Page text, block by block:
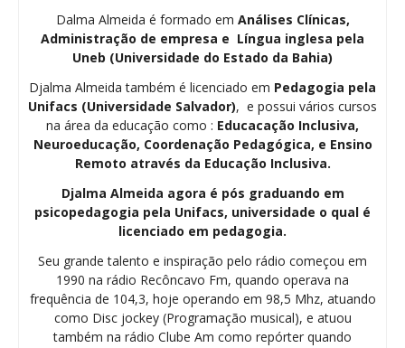
Dalma Almeida é formado em Análises Clínicas,
Administração de empresa e Língua inglesa pela
Uneb (Universidade do Estado da Bahia)
Djalma Almeida também é licenciado em Pedagogia pela
Unifacs (Universidade Salvador), e possui vários cursos
na área da educação como : Educacação Inclusiva,
Neuroeducação, Coordenação Pedagógica, e Ensino
Remoto através da Educação Inclusiva.
Djalma Almeida agora é pós graduando em
psicopedagogia pela Unifacs, universidade o qual é
licenciado em pedagogia.
Seu grande talento e inspiração pelo rádio começou em
1990 na rádio Recôncavo Fm, quando operava na
frequência de 104,3, hoje operando em 98,5 Mhz, atuando
como Disc jockey (Programação musical), e atuou
também na rádio Clube Am como repórter quando